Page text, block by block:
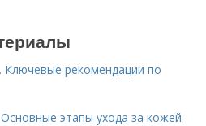
Ключевые рекомендации по
этапы ухода за кожей